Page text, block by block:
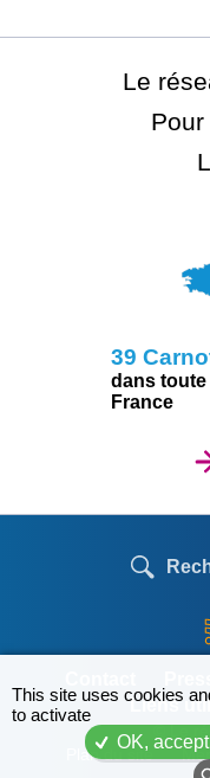
Le
39
dans toute
France
Liens
© Le
Plan du site
This site uses cookies
to activate
OK, accept